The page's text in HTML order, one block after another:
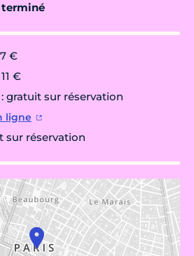
terminé
€
€
: gratuit sur réservation
ligne
sur réservation